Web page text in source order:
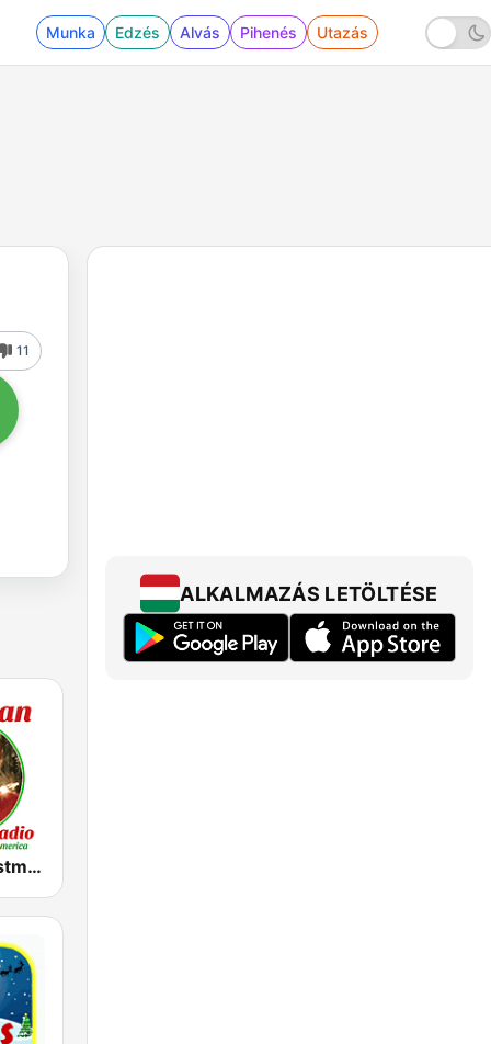
Munka Edzés Alvás Pihenés Utazás
11
Yimago Christmas - American Christmas Radio
ALKALMAZÁS LETÖLTÉSE